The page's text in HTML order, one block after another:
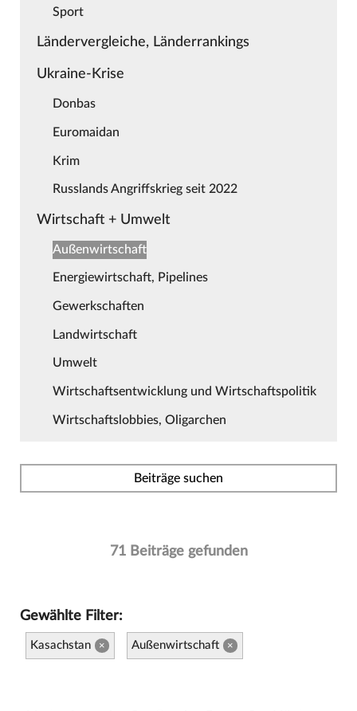
Sport
Ländervergleiche, Länderrankings
Ukraine-Krise
Donbas
Euromaidan
Krim
Russlands Angriffskrieg seit 2022
Wirtschaft + Umwelt
Außenwirtschaft
Energiewirtschaft, Pipelines
Gewerkschaften
Landwirtschaft
Umwelt
Wirtschaftsentwicklung und Wirtschaftspolitik
Wirtschaftslobbies, Oligarchen
Beiträge suchen
71 Beiträge gefunden
Gewählte Filter:
Kasachstan × Außenwirtschaft ×